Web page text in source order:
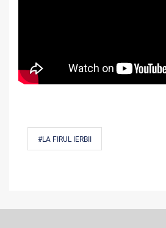
#LA FIRUL IERBII